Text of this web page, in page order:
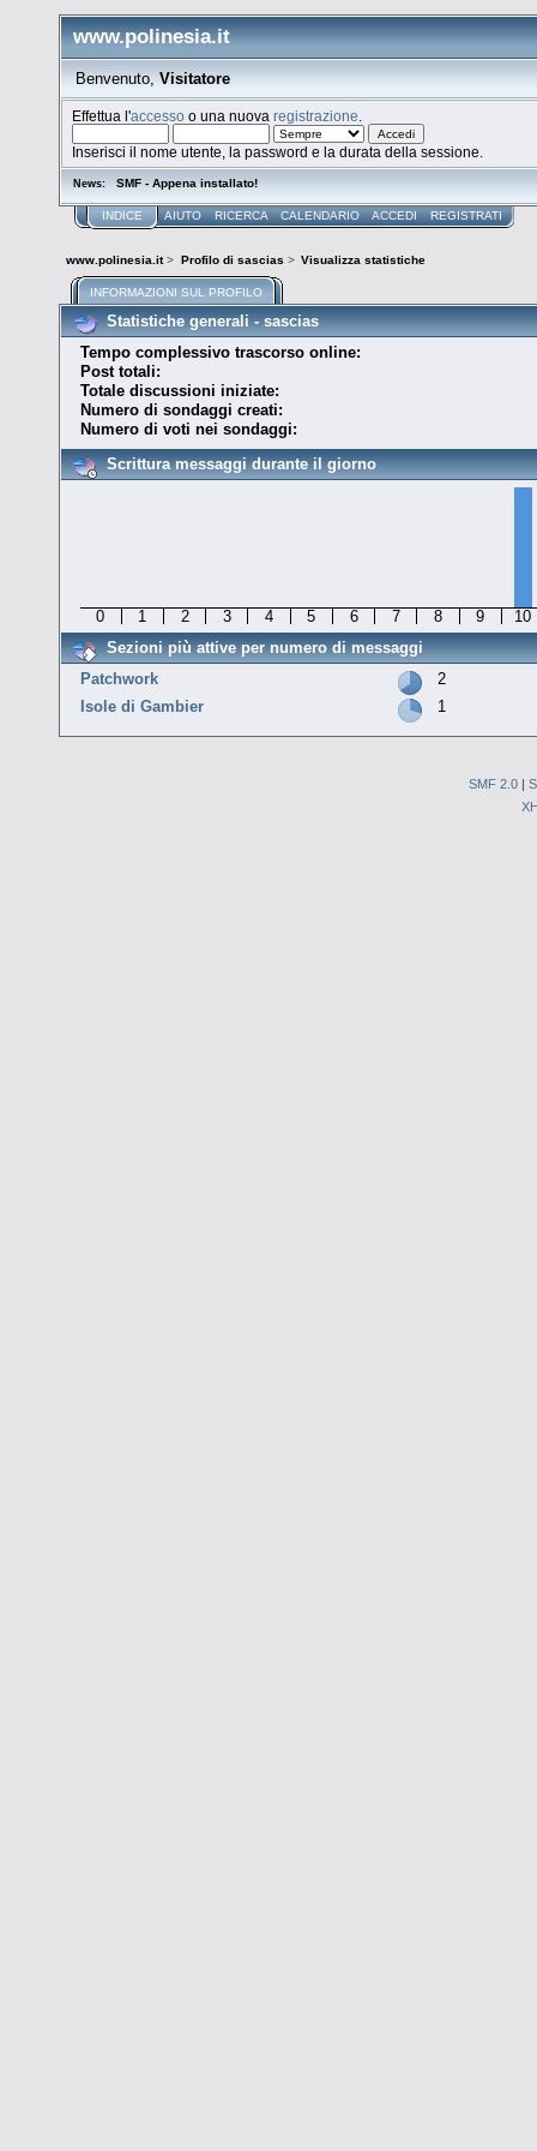
www.polinesia.it
Benvenuto, Visitatore
Effettua l'accesso o una nuovaregistrazione
Inserisci il nome utente, la password e la durata della sessione.
News: SMF - Appena installato!
INDICE AIUTO RICERCA CALENDARIO ACCEDI REGISTRATI
www.polinesia.it> Profilo di sascias > Visualizza statistiche
INFORMAZIONI SUL PROFILO
Statistiche generali - sascias
Tempo complessivo trascorso online:
Post totali:
Totale discussioni iniziate:
Numero di sondaggi creati:
Numero di voti nei sondaggi:
Scrittura messaggi durante il giorno
0 1 2 3 4 5 6 7 8 9
10
Sezioni più attive per numero di messaggi
Patchwork
2
Isole di Gambier
1
SMF 2.0 |